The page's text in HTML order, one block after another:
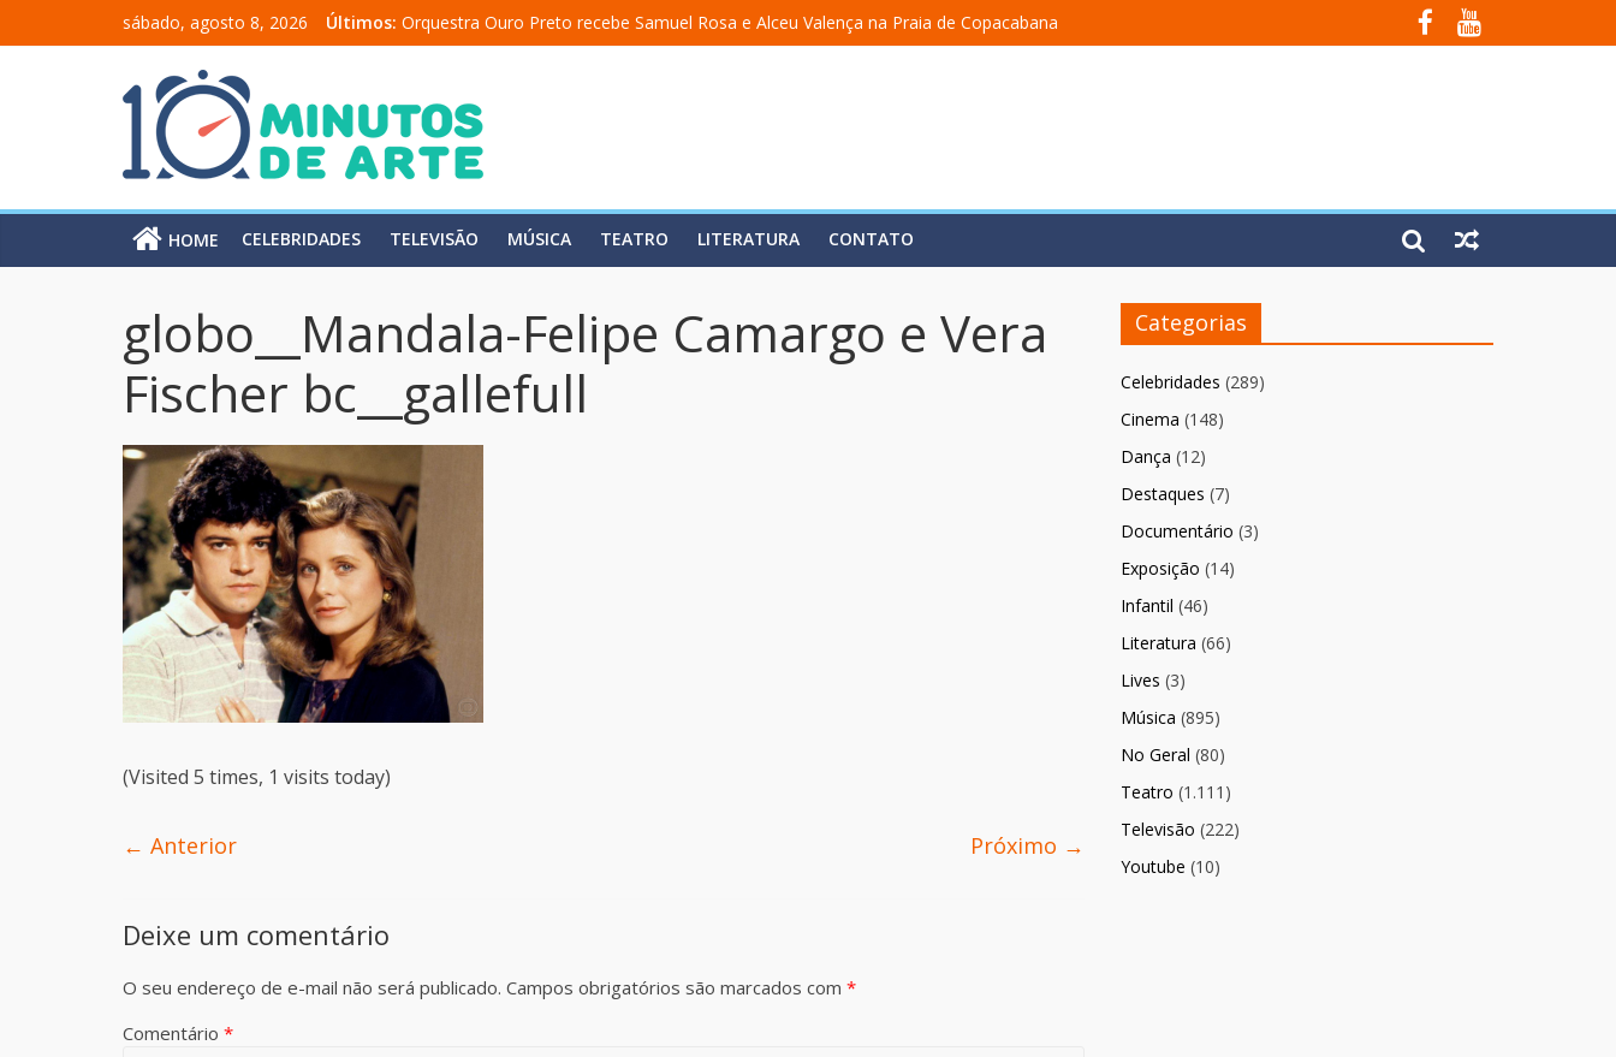
sábado, agosto 8, 2026 Últimos: Orquestra Ouro Preto recebe Samuel Rosa e Alceu Valença na Praia de Copacabana
“Comunicado a uma academia” ganha nova temporada na Fundição Progresso
Mônica Salmaso lança álbum em homenagem a Elizeth Cardoso
Carolina Chalita estreia o solo “Eu matei a Sherazade – Confissões De Uma Árabe Em Fúria”
HOME CELEBRIDADES TELEVISÃO MÚSICA TEATRO LITERATURA CONTATO
globo__Mandala-Felipe Camargo e Vera
Fischer bc__gallefull
(Visited 5 times, 1 visits today)
← Anterior Próximo →
Deixe um comentário
O seu endereço de e-mail não será publicado. Campos obrigatórios são marcados com *
Comentário *
Categorias
Celebridades (289)
Cinema (148)
Dança (12)
Destaques (7)
Documentário (3)
Exposição (14)
Infantil (46)
Literatura (66)
Lives (3)
Música (895)
No Geral (80)
Teatro (1.111)
Televisão (222)
Youtube (10)